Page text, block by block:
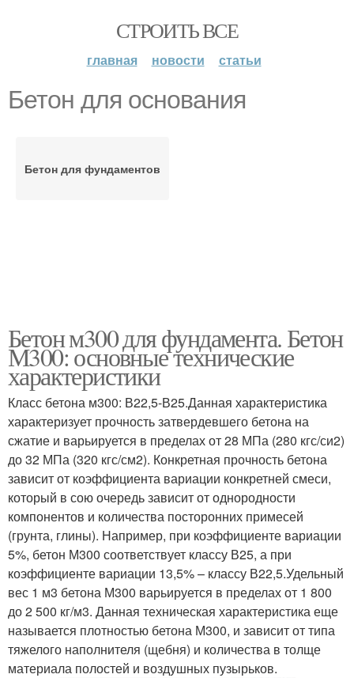
СТРОИТЬ ВСЕ
главная новости статьи
Бетон для основания
Бетон для фундаментов
Бетон м300 для фундамента. Бетон
М300: основные технические
характеристики
Класс бетона м300: В22,5-В25.Данная характеристика
характеризует прочность затвердевшего бетона на
сжатие и варьируется в пределах от 28 МПа (280 кгс/си2)
до 32 МПа (320 кгс/см2). Конкретная прочность бетона
зависит от коэффициента вариации конкретней смеси,
который в сою очередь зависит от однородности
компонентов и количества посторонних примесей
(грунта, глины). Например, при коэффициенте вариации
5%, бетон М300 соответствует классу В25, а при
коэффициенте вариации 13,5% – классу В22,5.Удельный
вес 1 м3 бетона М300 варьируется в пределах от 1 800
до 2 500 кг/м3. Данная техническая характеристика еще
называется плотностью бетона М300, и зависит от типа
тяжелого наполнителя (щебня) и количества в толще
материала полостей и воздушных пузырьков.